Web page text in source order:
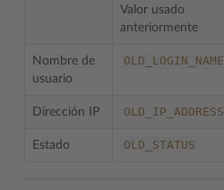
Valor usado
anteriormente
Nombre de
usuario
OLD_LOGIN_NAME
Dirección IP OLD_IP_ADDRESS
Estado OLD_STATUS